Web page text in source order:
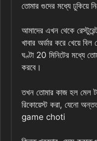
তোমার গুদের মধ্যে ঢুকিয়ে
আমাদের এখন থেকে
খাবার অর্ডার করে খেয়ে
ঘণ্টা 20 মিনিটের মধ্যে
করবে।
তখন তোমার কাজ হল মেল
রিকোয়েস্ট করা, যেনো
game choti